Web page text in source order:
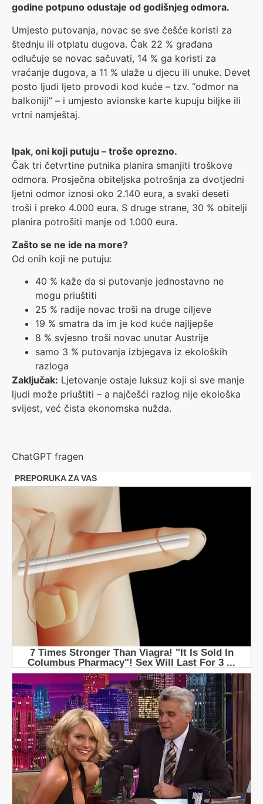
godine potpuno odustaje od godišnjeg odmora.
Umjesto putovanja, novac se sve češće koristi za
štednju ili otplatu dugova. Čak 22 % građana
odlučuje se novac sačuvati, 14 % ga koristi za
vraćanje dugova, a 11 % ulaže u djecu ili unuke. Devet
posto ljudi ljeto provodi kod kuće – tzv. “odmor na
balkoniji” – i umjesto avionske karte kupuju biljke ili
vrtni namještaj.
Ipak, oni koji putuju – troše oprezno.
Čak tri četvrtine putnika planira smanjiti troškove
odmora. Prosječna obiteljska potrošnja za dvotjedni
ljetni odmor iznosi oko 2.140 eura, a svaki deseti
troši i preko 4.000 eura. S druge strane, 30 % obitelji
planira potrošiti manje od 1.000 eura.
Zašto se ne ide na more?
Od onih koji ne putuju:
40 % kaže da si putovanje jednostavno ne
mogu priuštiti
25 % radije novac troši na druge ciljeve
19 % smatra da im je kod kuće najljepše
8 % svjesno troši novac unutar Austrije
samo 3 % putovanja izbjegava iz ekoloških
razloga
Zaključak: Ljetovanje ostaje luksuz koji si sve manje
ljudi može priuštiti – a najčešći razlog nije ekološka
svijest, već čista ekonomska nužda.
ChatGPT fragen